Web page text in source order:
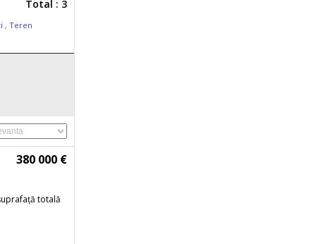
Total : 3
, Teren
380 000 €
totală